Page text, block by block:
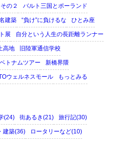
の２ バルト三国とポーランド
建築 “負け”に負けるな ひとみ座
展 自分という人生の長距離ランナー
高地 旧陸軍通信学校
ベトナムツアー 新橋界隈
ウェルネスモール もっとみる
(24) 街あるき(21) 旅行記(30)
建築(36) ロータリーなど(10)